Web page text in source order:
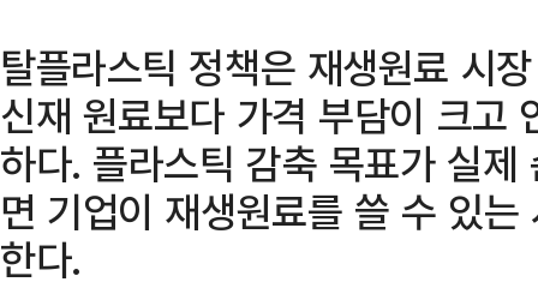
탈플라스틱 정책은 재생원료 시
신재 원료보다 가격 부담이 크고
하다. 플라스틱 감축 목표가 실
면 기업이 재생원료를 쓸 수 있
한다.